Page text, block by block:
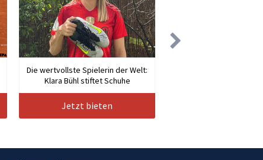
Die wertvollste Spielerin der Welt:
Klara Bühl stiftet Schuhe
Jetzt bieten